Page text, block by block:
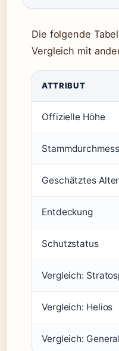
Die folgende
Vergleich mit
ATTRIBUT
Offizielle Höhe
Geschätztes Alter
Entdeckung
Schutzstatus
Vergleich:
Vergleich: Helios
Vergleich: